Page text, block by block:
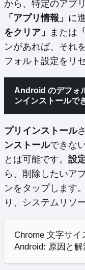
から、特定のアプ
「アプリ情報」 に
をクリア」
または
ンがあれば、それ
フォルト設定をリ
Android のデフォ
ンインストールで
プリインストール
ンストールできな
とは可能です。 設
ら、削除したいア
ンをタップします
り、システムリソ
Chrome 文字サイ
Android: 原因と解